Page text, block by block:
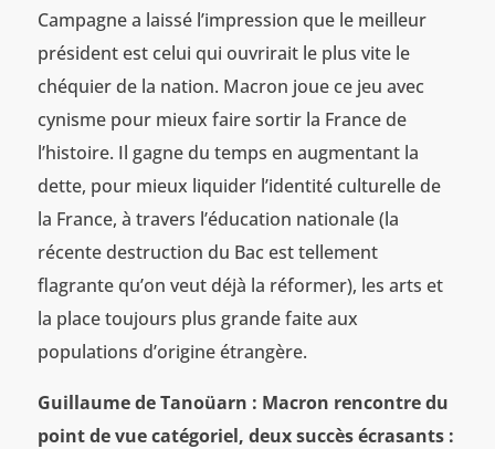
Campagne a laissé l’impression que le meilleur
président est celui qui ouvrirait le plus vite le
chéquier de la nation. Macron joue ce jeu avec
cynisme pour mieux faire sortir la France de
l’histoire. Il gagne du temps en augmentant la
dette, pour mieux liquider l’identité culturelle de
la France, à travers l’éducation nationale (la
récente destruction du Bac est tellement
flagrante qu’on veut déjà la réformer), les arts et
la place toujours plus grande faite aux
populations d’origine étrangère.
Guillaume de Tanoüarn : Macron rencontre du
point de vue catégoriel, deux succès écrasants :